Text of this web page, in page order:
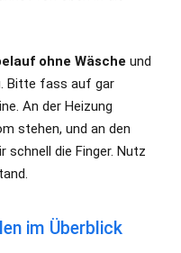
ohne Wäsche und
Bitte fass auf gar
An der Heizung
stehen, und an den
schnell die Finger. Nutz
im Überblick